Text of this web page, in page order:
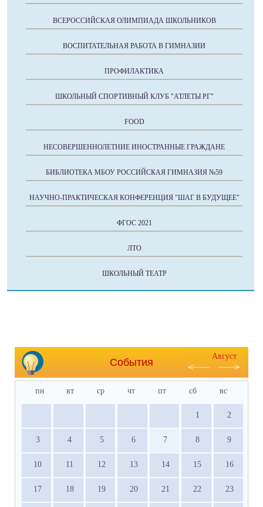
ВСЕРОССИЙСКАЯ ОЛИМПИАДА ШКОЛЬНИКОВ
ВОСПИТАТЕЛЬНАЯ РАБОТА В ГИМНАЗИИ
ПРОФИЛАКТИКА
ШКОЛЬНЫЙ СПОРТИВНЫЙ КЛУБ "АТЛЕТЫ РГ"
FOOD
НЕСОВЕРШЕННОЛЕТНИЕ ИНОСТРАННЫЕ ГРАЖДАНЕ
БИБЛИОТЕКА МБОУ РОССИЙСКАЯ ГИМНАЗИЯ №59
НАУЧНО-ПРАКТИЧЕСКАЯ КОНФЕРЕНЦИЯ "ШАГ В БУДУЩЕЕ"
ФГОС 2021
ЛТО
ШКОЛЬНЫЙ ТЕАТР
События
Август
пн вт ср чт пт сб вс
1 2
3 4 5 6 7 8 9
10 11 12 13 14 15 16
17 18 19 20 21 22 23